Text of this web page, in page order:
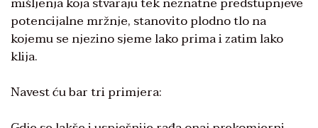
potencijalne mržnje, stanovito plodno tlo na
kojemu se njezino sjeme lako prima i zatim lako
klija.
Navest ću bar tri primjera: